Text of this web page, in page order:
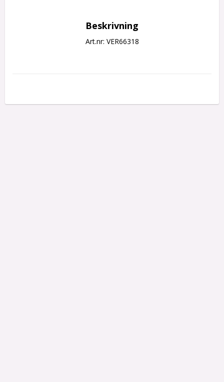
Beskrivning
Art.nr: VER66318